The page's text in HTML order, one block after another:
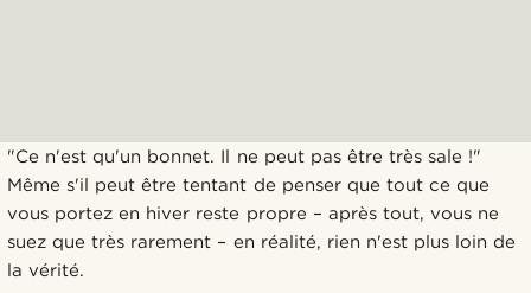
"Ce n'est qu'un bonnet. Il ne peut pas être très sale !"
Même s'il peut être tentant de penser que tout ce que
vous portez en hiver reste propre – après tout, vous ne
suez que très rarement – en réalité, rien n'est plus loin de
la vérité.